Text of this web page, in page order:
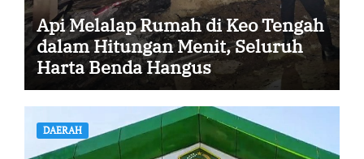
Api Melalap Rumah di Keo Tengah
dalam Hitungan Menit, Seluruh
Harta Benda Hangus
DAERAH